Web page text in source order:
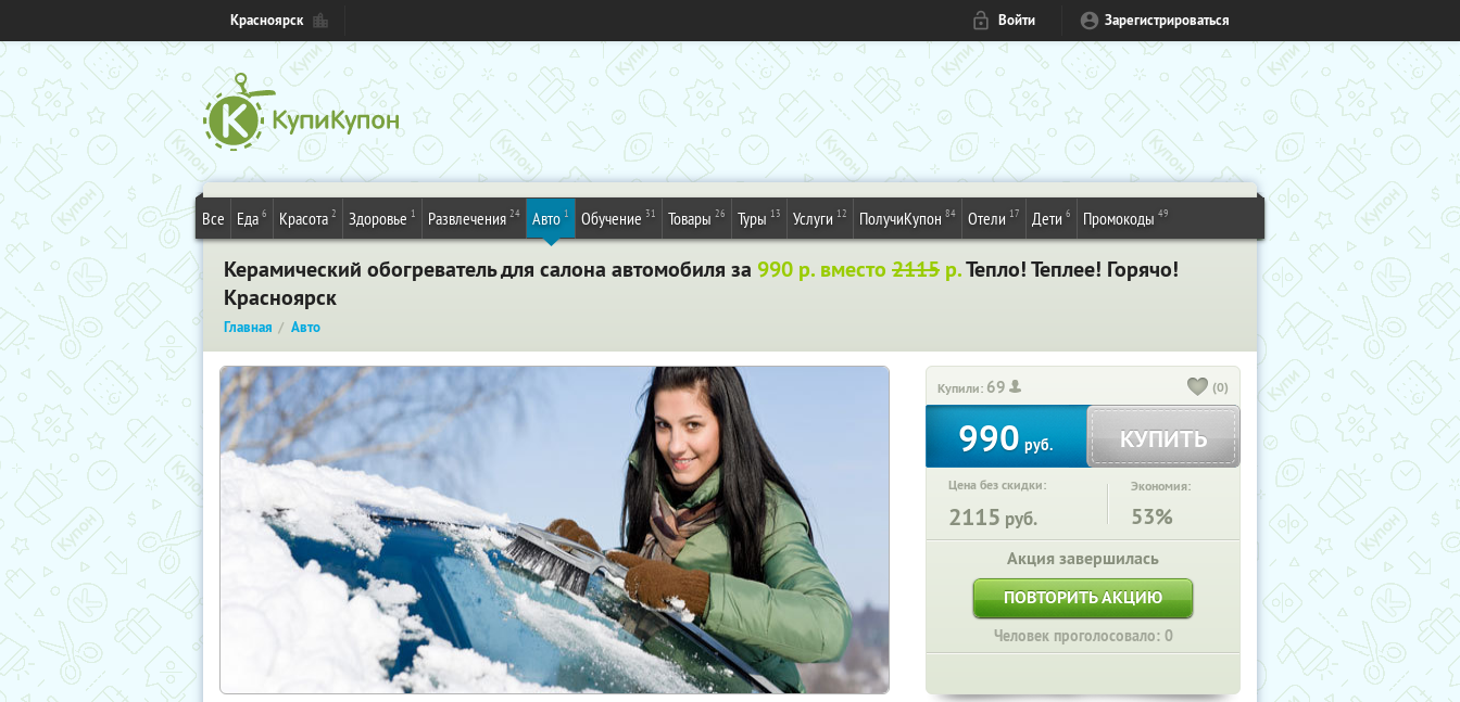
Красноярск Войти Зарегистрироваться
Все Еда 6 Красота 2 Здоровье 1 Развлечения 24 Авто 1 Обучение 31 Товары 26 Туры 13 Услуги 12 ПолучиКупон 84 Отели 17 Дети 6 Промокоды 49
Керамический обогреватель для салона автомобиля за 990 р. вместо 2115 р.Тепло! Теплее! Горячо!
Красноярск
Главная Авто
Купили: 69 (0)
990 руб. КУПИТЬ
Цена без скидки:
2115 руб.
Экономия:
53%
Акция завершилась
ПОВТОРИТЬ АКЦИЮ
Человек проголосовало: 0